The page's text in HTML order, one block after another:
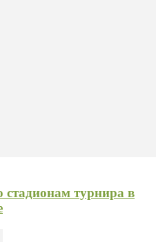
турнира в